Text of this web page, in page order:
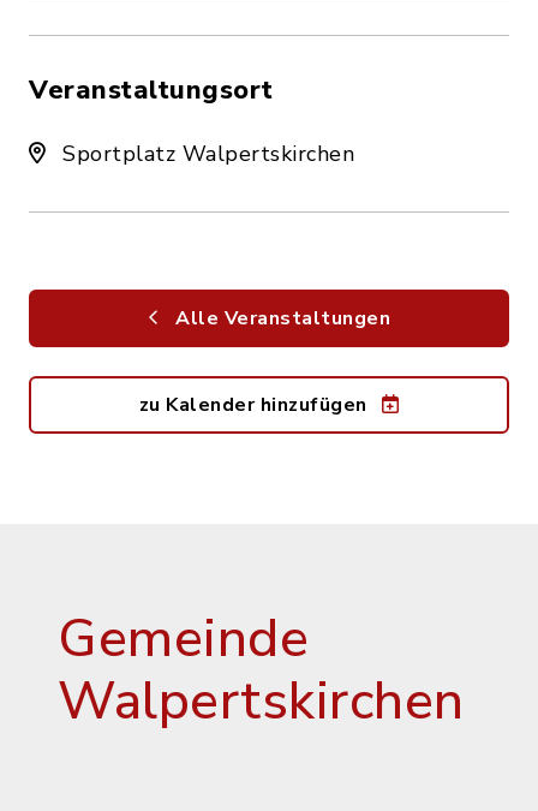
Veranstaltungsort
Sportplatz Walpertskirchen
Alle Veranstaltungen
zu Kalender hinzufügen
Gemeinde
Walpertskirchen